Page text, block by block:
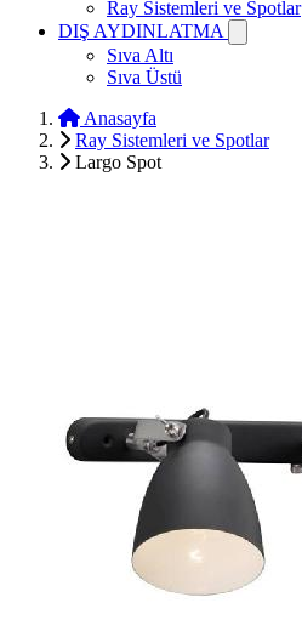
Ray Sistemleri ve Spotlar
DIŞ AYDINLATMA
Sıva Altı
Sıva Üstü
Anasayfa
Ray Sistemleri ve Spotlar
Largo Spot